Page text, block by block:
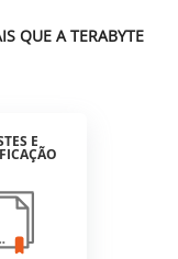
QUE A TERABYTE
E